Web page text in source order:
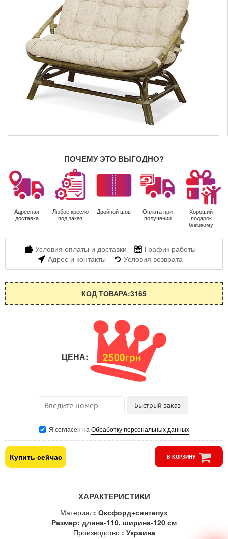
ПОЧЕМУ ЭТО ВЫГОДНО?
Адресная
доставка
Любое кресло
под заказ
Двойной шов
Оплата при
получении
Хороший
подарок
близкому
Условия оплаты и доставки
График работы
Адрес и контакты
Условия возврата
КОД ТОВАРА:3165
ЦЕНА: 2500грн
Я согласен на Обработку персональных данных
Купить сейчас В КОРЗИНУ
ХАРАКТЕРИСТИКИ
Материал: Оксфорд+синтепух
Размер: длина-110, ширина-120 см
Производство : Украина